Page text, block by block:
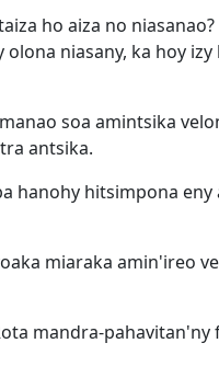
ho aiza no
niasany, ka hoy
soa amintsika
antsika.
hanohy hitsimpona
miaraka amin'ireo
mandra-pahavitan'ny